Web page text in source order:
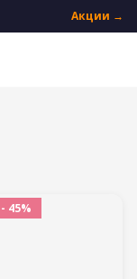
Акции →
45%